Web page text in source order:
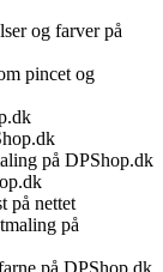
og farver på
pincet og
på DPShop.dk
på nettet
på
på DPShop.dk